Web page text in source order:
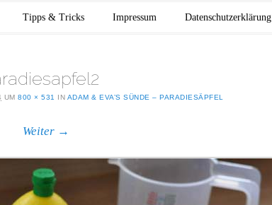
Tipps & Tricks Impressum Datenschutzerklärung
UM 800 × 531 IN ADAM & EVA’S SÜNDE – PARADIESÄPFEL
Weiter →